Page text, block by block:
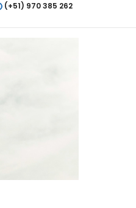
(+51) 970 385 262